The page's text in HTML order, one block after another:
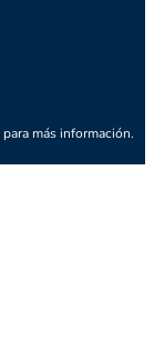
para más información.